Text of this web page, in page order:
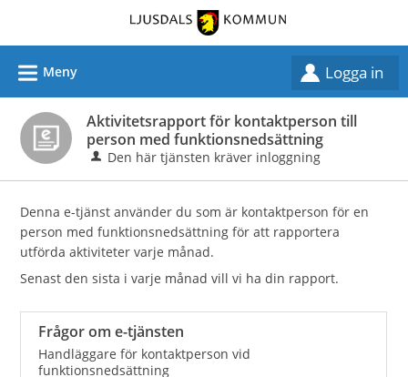
självservice
Ljusdals
kommun
L Meny Logga in
Aktivitetsrapport för kontaktperson till
person med funktionsnedsättning
Den här tjänsten kräver inloggning
Denna e-tjänst använder du som är kontaktperson för en
person med funktionsnedsättning för att rapportera
utförda aktiviteter varje månad.
Senast den sista i varje månad vill vi ha din rapport.
Frågor om e-tjänsten
Handläggare för kontaktperson vid
funktionsnedsättning